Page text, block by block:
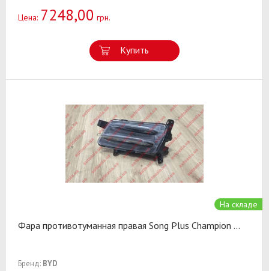
Цена: 7248,00 грн.
Купить
На складе
Фара противотуманная правая Song Plus Champion ...
Бренд: BYD